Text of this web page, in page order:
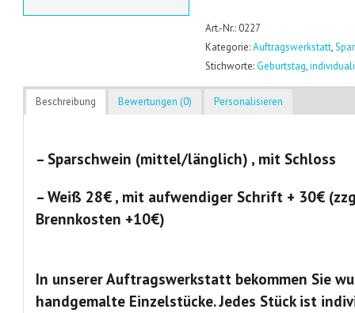
Art.-Nr.: 0227
Kategorie:Auftragswerkstatt,
Stichworte:Geburtstag,
Beschreibung Bewertungen (0) Personalisieren
– Sparschwein (mittel/länglich) , mit Schloss
– Weiß 28€ , mit aufwendiger Schrift + 30€
Brennkosten +10€)
In unserer Auftragswerkstatt bekommen Sie
handgemalte Einzelstücke. Jedes Stück ist